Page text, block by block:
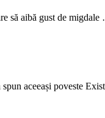
să aibă gust de
aceeași poveste